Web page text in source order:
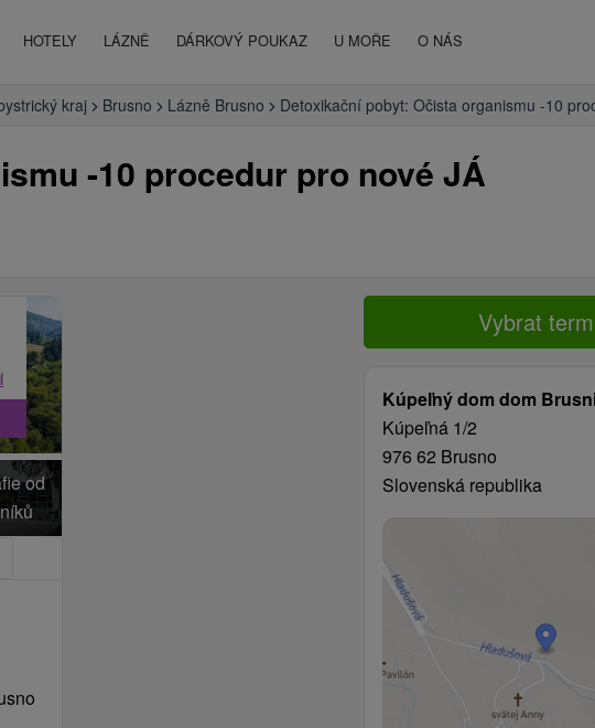
HOTELY LÁZNĚ DÁRKOVÝ POUKAZ U MOŘE O NÁS
kraj Brusno Lázně Brusno Detoxikační pobyt: Očista organismu -10
-10 procedur pro nové JÁ
Vybrat
Kúpeľný dom dom
Kúpeľná 1/2
976 62 Brusno
Slovenská republika
od